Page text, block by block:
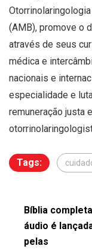
(AMB), promove o
através de seus
médica e
nacionais e
especialidade e
remuneração justa
Tags:
Bíblia
áudio é
pelas